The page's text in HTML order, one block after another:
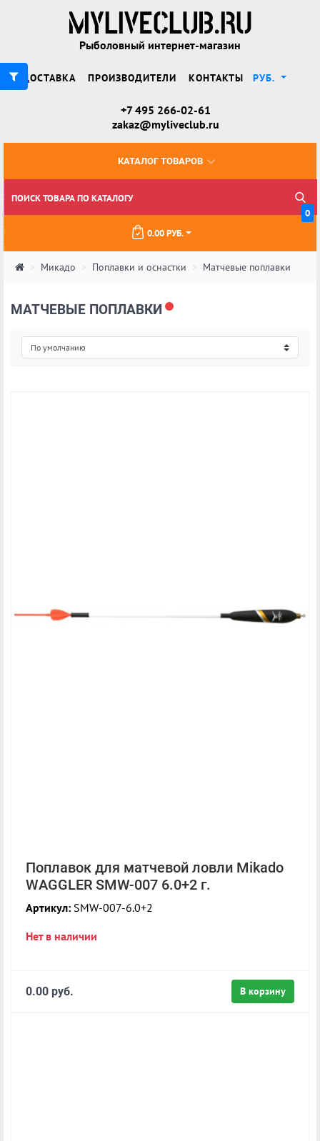
Рыболовный интернет-магазин
ДОСТАВКА ПРОИЗВОДИТЕЛИ КОНТАКТЫ РУБ.
+7 495 266-02-61
zakaz@myliveclub.ru
КАТАЛОГ ТОВАРОВ
0
0.00 РУБ.
Микадо Поплавки и оснастки Матчевые поплавки
МАТЧЕВЫЕ ПОПЛАВКИ
Поплавок для матчевой ловли Mikado
WAGGLER SMW-007 6.0+2 г.
Артикул: SMW-007-6.0+2
Нет в наличии
В корзину
0.00 руб.